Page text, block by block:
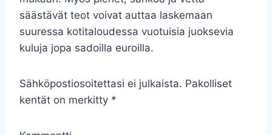
säästävät teot voivat auttaa laskemaan
suuressa kotitaloudessa vuotuisia juoksevia
kuluja jopa sadoilla euroilla.
Sähköpostiosoitettasi ei julkaista. Pakolliset
kentät on merkitty *